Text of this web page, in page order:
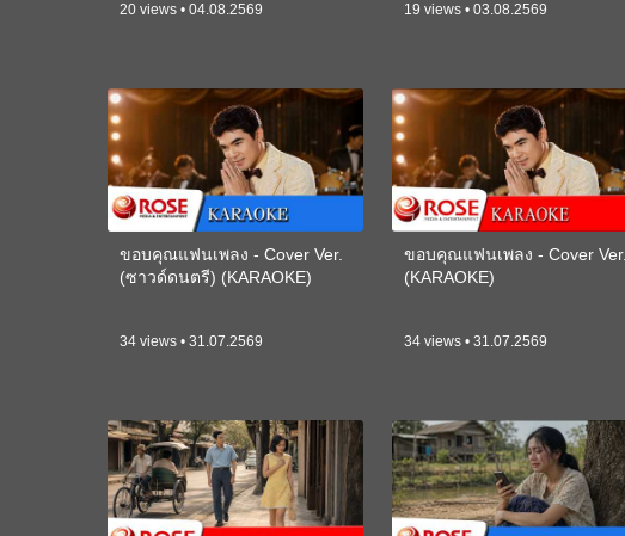
20 views • 04.08.2569 19 views • 03.08.2569
ขอบคุณแฟนเพลง - Cover Ver.
(ซาวด์ดนตรี) (KARAOKE)
34 views • 31.07.2569
ขอบคุณแฟนเพลง - Cover Ver.
(KARAOKE)
34 views • 31.07.2569